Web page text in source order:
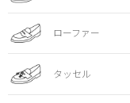
ローファー
タッセル